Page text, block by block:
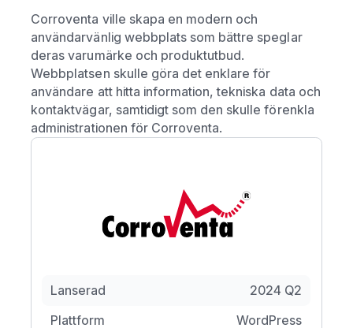
Corroventa ville skapa en modern och
användarvänlig webbplats som bättre speglar
deras varumärke och produktutbud.
Webbplatsen skulle göra det enklare för
användare att hitta information, tekniska data och
kontaktvägar, samtidigt som den skulle förenkla
administrationen för Corroventa.
Lanserad
2024 Q2
Plattform
WordPress